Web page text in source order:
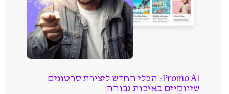
Promo AI: הכלי החדש ליצירת סרטונים
שיווקיים באיכות גבוהה